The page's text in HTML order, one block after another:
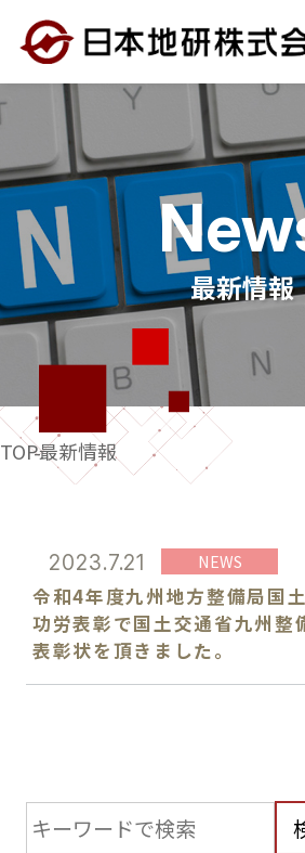
弊社の強み
事業案内
調査部門
建設コンサルタント部門
工事部門
測量部門
環境部門
学会・調査報告
最新情報
TOP最新情報
2023.7.21 NEWS
令和4年度九州地方整備局国
功労表彰で国土交通省九州整
表彰状を頂きました。